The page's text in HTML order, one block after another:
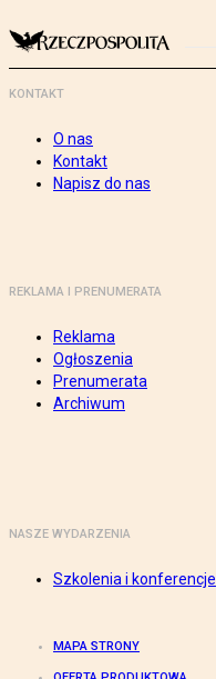
KONTAKT
O nas
Kontakt
Napisz do nas
REKLAMA I PRENUMERATA
Reklama
Ogłoszenia
Prenumerata
Archiwum
NASZE WYDARZENIA
Szkolenia i konferencje
MAPA STRONY